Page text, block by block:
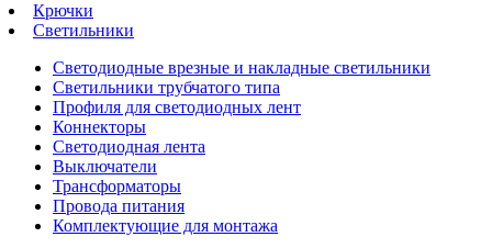
Крючки
Светильники
Светодиодные врезные и накладные светильники
Светильники трубчатого типа
Профиля для светодиодных лент
Коннекторы
Светодиодная лента
Выключатели
Трансформаторы
Провода питания
Комплектующие для монтажа